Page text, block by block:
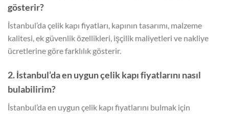
gösterir?
İstanbul’da çelik kapı fiyatları, kapının tasarımı, malzeme
kalitesi, ek güvenlik özellikleri, işçilik maliyetleri ve nakliye
ücretlerine göre farklılık gösterir.
2. İstanbul’da en uygun çelik kapı fiyatlarını nasıl
bulabilirim?
İstanbul’da en uygun çelik kapı fiyatlarını bulmak için